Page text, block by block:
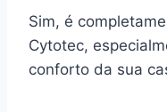
Sim, é
Cytotec,
conforto da sua